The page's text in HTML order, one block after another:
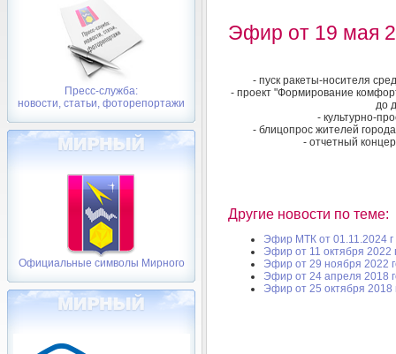
Пресс-служба:
новости, статьи, фоторепортажи
Официальные символы Мирного
Эфир от 19 мая
- пуск ракеты-носителя
- проект "Формирование
до
- культурно-
- блицопрос жителей
- отчетный
Другие новости по теме:
Эфир МТК от 01.11.2024 г
Эфир от 11 октября 2022
Эфир от 29 ноября 2022
Эфир от 24 апреля 2018
Эфир от 25 октября 2018